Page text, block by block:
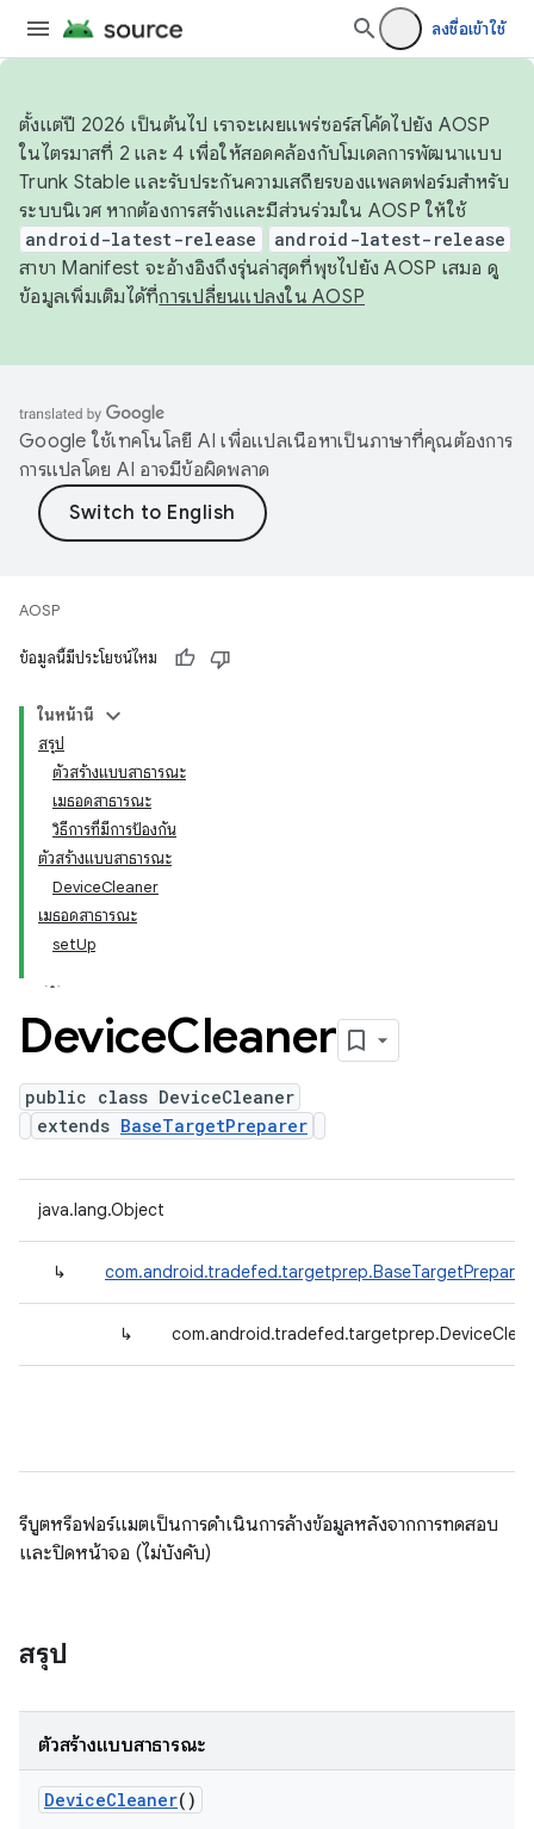
ลงชื่อเข้าใช้
ตั้งแต่ปี 2026 เป็นต้นไป เราจะเผยแพร่ซอร์สโค้ดไปยัง AOSP
ในไตรมาสที่ 2 และ 4 เพื่อให้สอดคล้องกับโมเดลการพัฒนาแบบ
Trunk Stable และรับประกันความเสถียรของแพลตฟอร์มสำหรับ
ระบบนิเวศ หากต้องการสร้างและมีส่วนร่วมใน AOSP ให้ใช้
android-latest-release android-latest-release
สาขา Manifest จะอ้างอิงถึงรุ่นล่าสุดที่พุชไปยัง AOSP เสมอ ดู
ข้อมูลเพิ่มเติมได้ที่การเปลี่ยนแปลงใน AOSP
Google ใช้เทคโนโลยี AI เพื่อแปลเนื้อหาเป็นภาษาที่คุณต้องการ
การแปลโดย AI อาจมีข้อผิดพลาด
AOSP
ข้อมูลนี้มีประโยชน์ไหม
ในหน้านี้
สรุป
ตัวสร้างแบบสาธารณะ
เมธอดสาธารณะ
วิธีการที่มีการป้องกัน
ตัวสร้างแบบสาธารณะ
DeviceCleaner
เมธอดสาธารณะ
setUp
DeviceCleaner
public class DeviceCleaner
extends BaseTargetPreparer
java.lang.Object
↳ com.android.tradefed.targetprep.BaseTargetPreparer
↳
รีบูตหรือฟอร์แมตเป็นการดําเนินการล้างข้อมูลหลังจากการทดสอบ
และปิดหน้าจอ (ไม่บังคับ)
สรุป
ตัวสร้างแบบสาธารณะ
DeviceCleaner()